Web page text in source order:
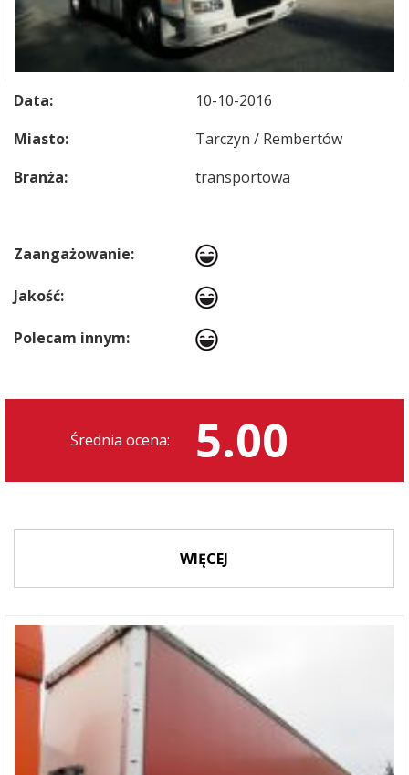
Data:
10-10-2016
Miasto:
Tarczyn / Rembertów
Branża:
transportowa
Zaangażowanie:
Jakość:
Polecam innym:
Średnia ocena: 5.00
WIĘCEJ